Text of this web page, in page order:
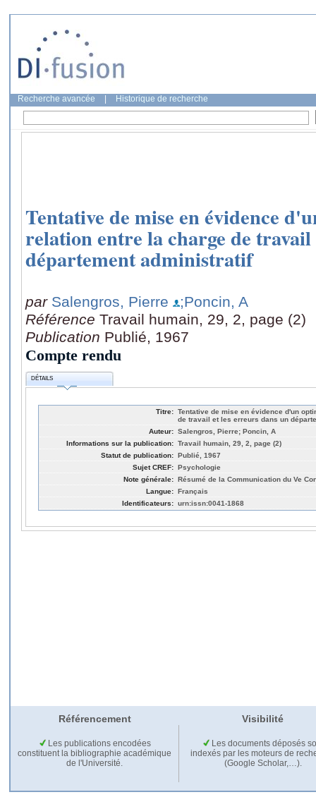
Recherche avancée Historique de recherche
Tentative de mise en évidence
relation entre la charge de
département administratif
par Salengros, Pierre
;Poncin, A
Référence Travail humain, 29, 2, page (2)
Publication Publié, 1967
Compte rendu
DÉTAILS
Titre: Tentative de mise en évidence d'un
de travail et les erreurs dans un
Auteur: Salengros, Pierre; Poncin, A
Informations sur la publication: Travail humain, 29, 2, page (2)
Statut de publication: Publié, 1967
Sujet CREF: Psychologie
Note générale: Résumé de la Communication du Ve
Langue: Français
Identificateurs: urn:issn:0041-1868
Référencement Visibilité
Les publications encodées
constituent la bibliographie académique
de l'Université.
Les documents déposés
indexés par les moteurs de
(Google Scholar,…).